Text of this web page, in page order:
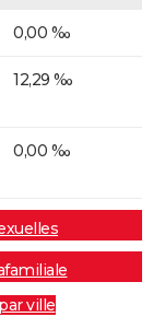
0,00 ‰
12,29 ‰
0,00 ‰
ville